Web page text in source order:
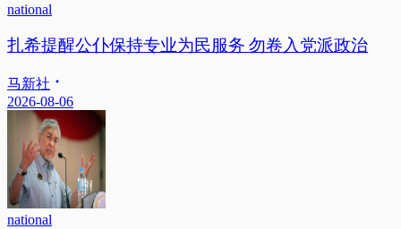
national
扎希提醒公仆保持专业为民服务 勿卷入党派政治
马新社
2026-08-06
national